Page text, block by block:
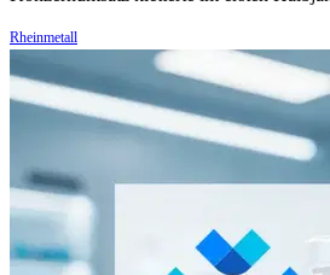
Rheinmetall